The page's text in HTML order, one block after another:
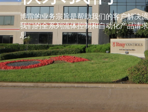
博雷的业务宗旨是帮助我们的客户解决
我们的全系列流体控制和自动化产品请
息。